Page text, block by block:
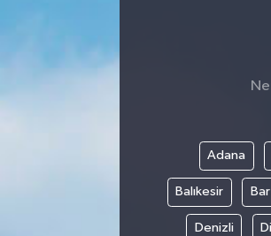
Adana
Balıkesir
Denizli